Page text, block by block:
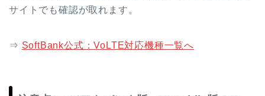
サイトでも確認が取れます。
⇒ SoftBank公式：VoLTE対応機種一覧へ